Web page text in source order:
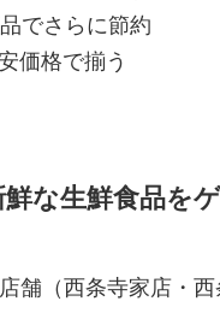
でさらに節約
価格で揃う
な生鮮食品を
舗（西条寺家店・